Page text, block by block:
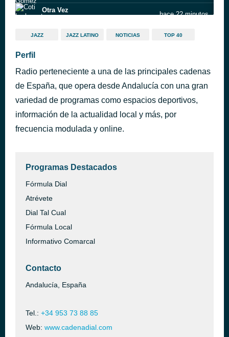
Otra Vez
hace 22 minutos
TIRAMISÚ
hace 29 minutos
El dorado
Revólver
Mi Salvavidas
Pastora Soler
hace 44 minutos
JAZZ JAZZ LATINO NOTICIAS TOP 40
Perfil
Radio perteneciente a una de las principales cadenas
de España, que opera desde Andalucía con una gran
variedad de programas como espacios deportivos,
información de la actualidad local y más, por
frecuencia modulada y online.
Programas Destacados
Fórmula Dial
Atrévete
Dial Tal Cual
Fórmula Local
Informativo Comarcal
Contacto
Andalucía, España
Tel.: +34 953 73 88 85
Web: www.cadenadial.com